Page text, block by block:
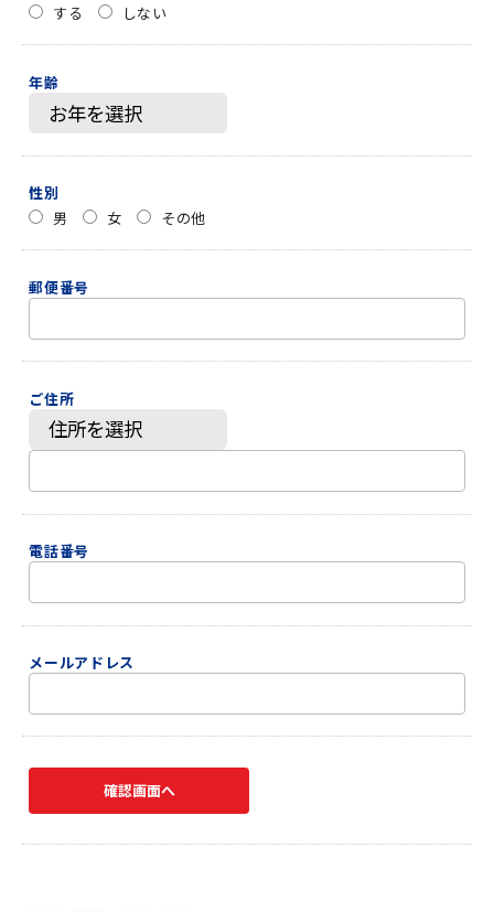
する
しない
年齢
性別
男
女 その他
郵便番号
ご住所
電話番号
メールアドレス